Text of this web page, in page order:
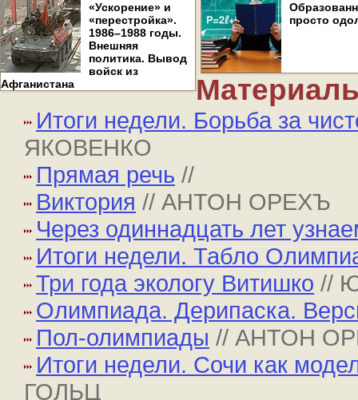
«Ускорение» и
«перестройка».
1986–1988 годы.
Внешняя
политика. Вывод
войск из
Афганистана
просто
Итоги недели. Борьба за
ЯКОВЕНКО
Прямая речь //
Виктория // АНТОН ОРЕХЪ
Через одиннадцать лет
Итоги недели. Табло
Три года экологу Витишко //
Олимпиада. Дерипаска.
Пол-олимпиады // АНТОН
Итоги недели. Сочи как
ГОЛЬЦ